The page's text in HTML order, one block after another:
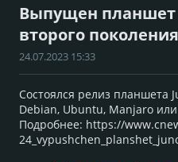
Выпущен планшет
второго
24.07.2023 15:33
Состоялся релиз планшета
Debian, Ubuntu, Manjaro
Подробнее: https://